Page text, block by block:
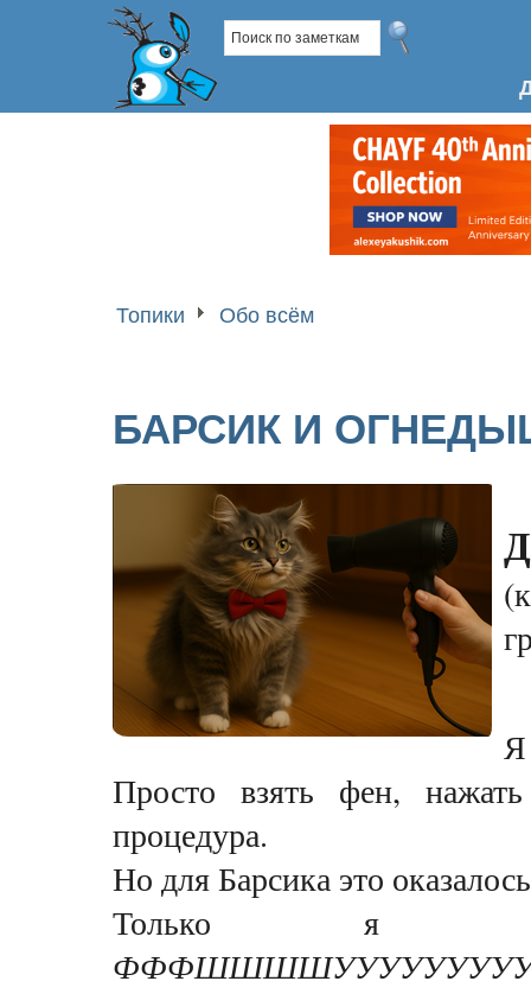
Топики Обо всём
БАРСИК И
Я
Просто взять фен,
процедура.
Но для Барсика это
Только я